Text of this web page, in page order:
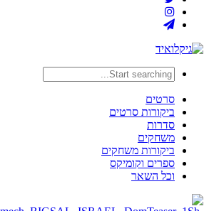
סרטים
ביקורות סרטים
סדרות
משחקים
ביקורות משחקים
ספרים וקומיקס
וכל השאר